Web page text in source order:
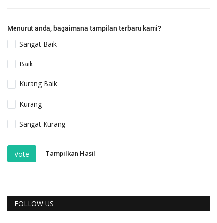
Menurut anda, bagaimana tampilan terbaru kami?
Sangat Baik
Baik
Kurang Baik
Kurang
Sangat Kurang
Vote Tampilkan Hasil
FOLLOW US